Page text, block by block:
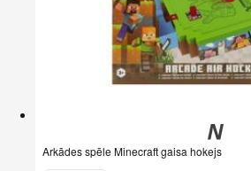
Arkādes spēle Minecraft gaisa hokejs